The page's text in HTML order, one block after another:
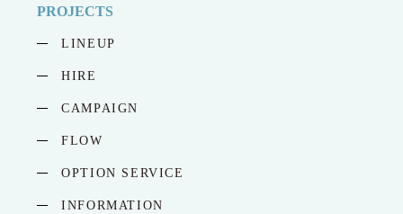
PROJECTS
LINEUP
HIRE
CAMPAIGN
FLOW
OPTION SERVICE
INFORMATION